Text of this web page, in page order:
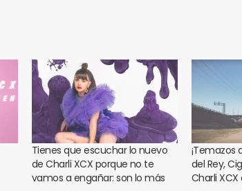
Tienes que escuchar lo nuevo
de Charli XCX porque no te
vamos a engañar: son lo más
¡Temazos
del Rey,
Charli